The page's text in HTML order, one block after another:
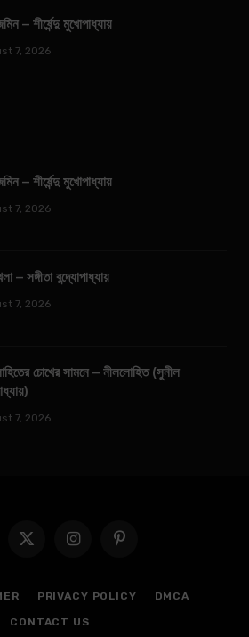
– শীর্ষেন্দু মুখোপাধ্যায়
7, 2026
– শীর্ষেন্দু মুখোপাধ্যায়
7, 2026
– সঙ্গীতা বন্দ্যোপাধ্যায়
7, 2026
চোখের সামনে – নীললোহিত (সুনীল
7, 2026
X
InstagramPinterest
PRIVACY POLICY DMCA
CONTACT US